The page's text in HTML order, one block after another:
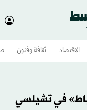
الاقتصاد ثقافة وفنون
في تشيلسي